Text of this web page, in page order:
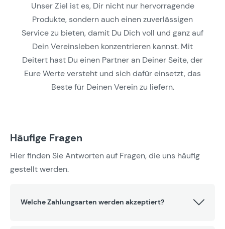
Unser Ziel ist es, Dir nicht nur hervorragende
Produkte, sondern auch einen zuverlässigen
Service zu bieten, damit Du Dich voll und ganz auf
Dein Vereinsleben konzentrieren kannst. Mit
Deitert hast Du einen Partner an Deiner Seite, der
Eure Werte versteht und sich dafür einsetzt, das
Beste für Deinen Verein zu liefern.
Häufige Fragen
Hier finden Sie Antworten auf Fragen, die uns häufig
gestellt werden.
Welche Zahlungsarten werden akzeptiert?